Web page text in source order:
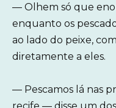
— Olhem só que
enquanto os
ao lado do peixe,
diretamente a eles.
— Pescamos lá nas